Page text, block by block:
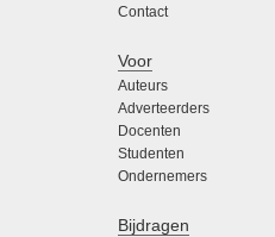
Contact
Voor
Auteurs
Adverteerders
Docenten
Studenten
Ondernemers
Bijdragen